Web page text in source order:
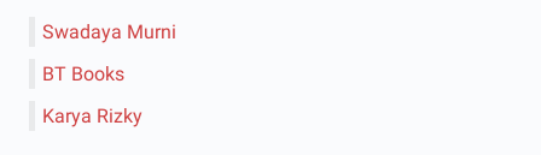
Swadaya Murni
BT Books
Karya Rizky